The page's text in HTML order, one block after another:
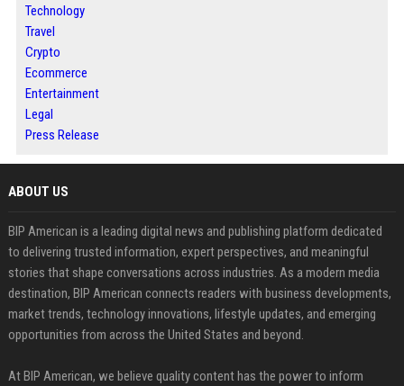
Technology
Travel
Crypto
Ecommerce
Entertainment
Legal
Press Release
ABOUT US
BIP American is a leading digital news and publishing platform dedicated
to delivering trusted information, expert perspectives, and meaningful
stories that shape conversations across industries. As a modern media
destination, BIP American connects readers with business developments,
market trends, technology innovations, lifestyle updates, and emerging
opportunities from across the United States and beyond.
At BIP American, we believe quality content has the power to inform